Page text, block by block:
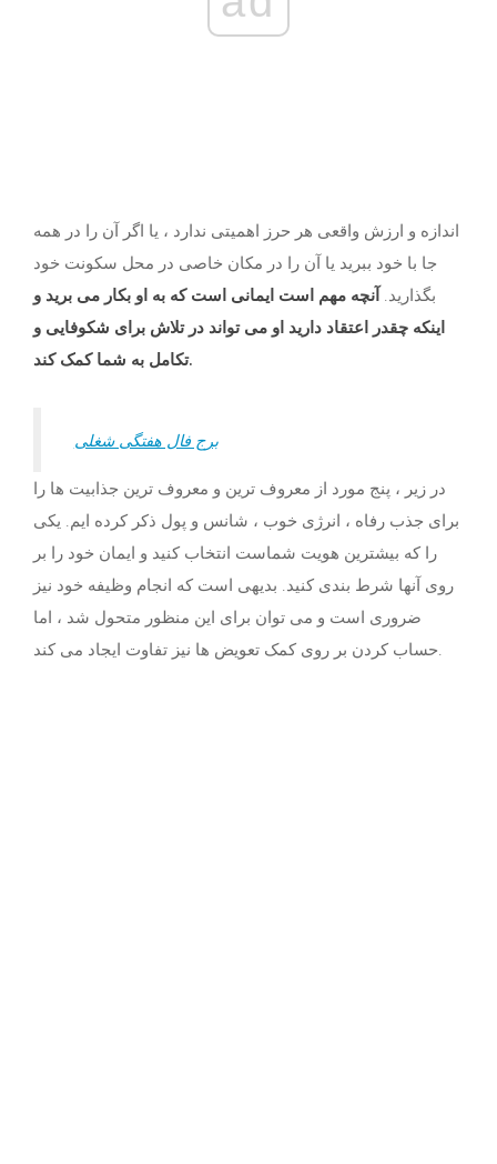
اندازه و ارزش واقعی هر حرز اهمیتی ندارد ، یا اگر آن را در همه
جا با خود ببرید یا آن را در مکان خاصی در محل سکونت خود
بگذارید.آنچه مهم است ایمانی است که به او بکار می برید و
اینکه چقدر اعتقاد دارید او می تواند در تلاش برای شکوفایی و
تکامل به شما کمک کند.
برج فال هفتگی شغلی
در زیر ، پنج مورد از معروف ترین و معروف ترین جذابیت ها را
برای جذب رفاه ، انرژی خوب ، شانس و پول ذکر کرده ایم. یکی
را که بیشترین هویت شماست انتخاب کنید و ایمان خود را بر
روی آنها شرط بندی کنید. بدیهی است که انجام وظیفه خود نیز
ضروری است و می توان برای این منظور متحول شد ، اما
حساب کردن بر روی کمک تعویض ها نیز تفاوت ایجاد می کند.